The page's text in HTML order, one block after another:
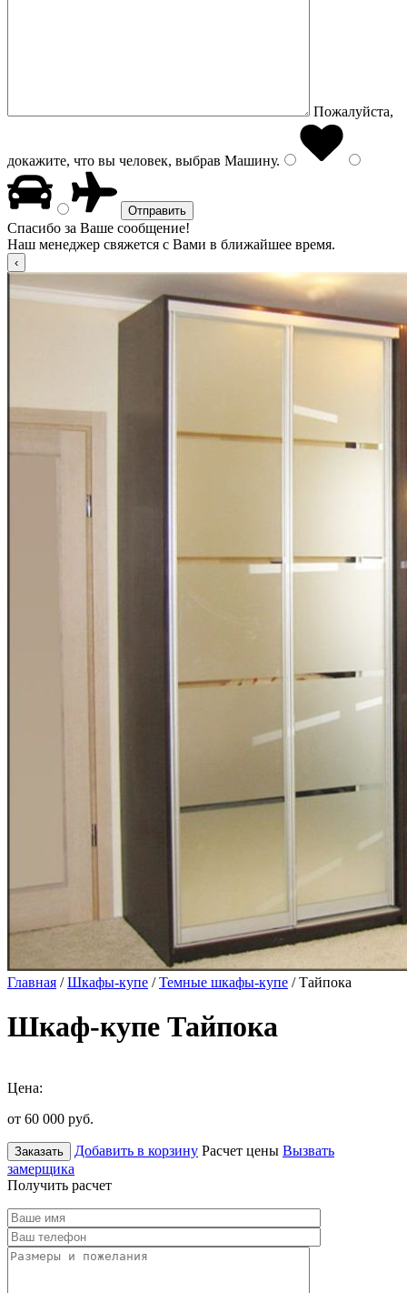
Пожалуйста,
докажите, что вы человек, выбрав Машину.
Спасибо за Ваше сообщение!
Наш менеджер свяжется с Вами в ближайшее время.
Главная /Шкафы-купе /Темные шкафы-купе / Тайпока
Шкаф-купе Тайпока
Цена:
от 60 000 руб.
Заказать Добавить в корзину Расчет цены Вызвать
замерщика
Получить расчет